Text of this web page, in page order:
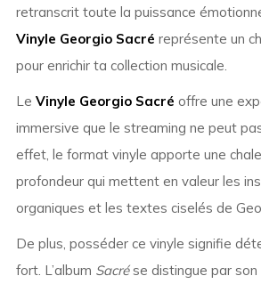
retranscrit toute la puissance
Vinyle Georgio Sacré représente un
pour enrichir ta collection musicale.
Le Vinyle Georgio Sacré offre une
immersive que le streaming ne peut
effet, le format vinyle apporte une
profondeur qui mettent en valeur les
organiques et les textes ciselés de
De plus, posséder ce vinyle signifie
fort. L’album Sacrése distingue par